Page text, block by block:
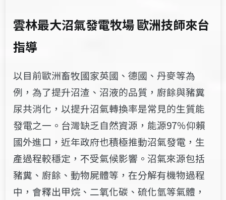
雲林最大沼氣發電牧場歐洲技師來台
指導
以目前歐洲畜牧國家英國、德國、丹麥等為
例，為了提升沼渣、沼液的品質，廚餘與豬糞
尿共消化，以提升沼氣轉換率是常見的生質能
發電之一。台灣缺乏自然資源，能源97％仰賴
國外進口，近年政府也積極推動沼氣發電，生
產過程較穩定，不受氣候影響。沼氣來源包括
豬糞、廚餘、動物屍體等，在分解有機物過程
中，會釋出甲烷、二氧化碳、硫化氫等氣體，